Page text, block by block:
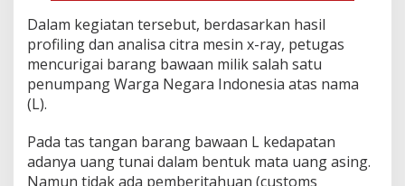
Dalam kegiatan tersebut, berdasarkan hasil
profiling dan analisa citra mesin x-ray, petugas
mencurigai barang bawaan milik salah satu
penumpang Warga Negara Indonesia atas nama
(L).
Pada tas tangan barang bawaan L kedapatan
adanya uang tunai dalam bentuk mata uang asing.
Namun tidak ada pemberitahuan (customs